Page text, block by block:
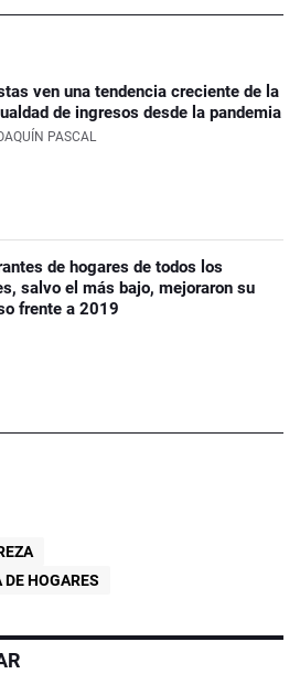
ven una tendencia creciente de la
de ingresos desde la pandemia
PASCAL
de hogares de todos los
salvo el más bajo, mejoraron su
frente a 2019
HOGARES